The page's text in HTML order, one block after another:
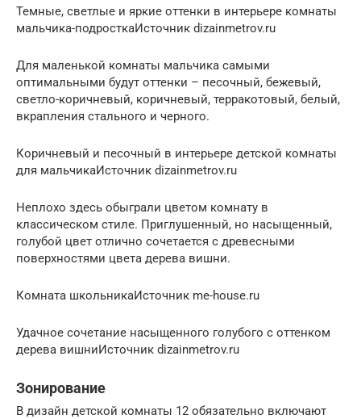
Темные, светлые и яркие оттенки в интерьере комнаты
мальчика-подросткаИсточник dizainmetrov.ru
Для маленькой комнаты мальчика самыми
оптимальными будут оттенки – песочный, бежевый,
светло-коричневый, коричневый, терракотовый, белый,
вкрапления стального и черного.
Коричневый и песочный в интерьере детской комнаты
для мальчикаИсточник dizainmetrov.ru
Неплохо здесь обыграли цветом комнату в
классическом стиле. Приглушенный, но насыщенный,
голубой цвет отлично сочетается с древесными
поверхностями цвета дерева вишни.
Комната школьникаИсточник me-house.ru
Удачное сочетание насыщенного голубого с оттенком
дерева вишниИсточник dizainmetrov.ru
Зонирование
В дизайн детской комнаты 12 обязательно включают